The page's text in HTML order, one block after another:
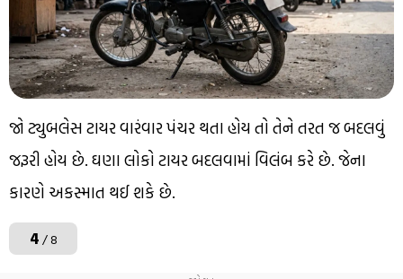
જો ટ્યુબલેસ ટાયર વારંવાર પંચર થતા હોય તો તેને તરત જ બદલવું
જરૂરી હોય છે. ઘણા લોકો ટાયર બદલવામાં વિલંબ કરે છે. જેના
કારણે અકસ્માત થઈ શકે છે.
4/ 8